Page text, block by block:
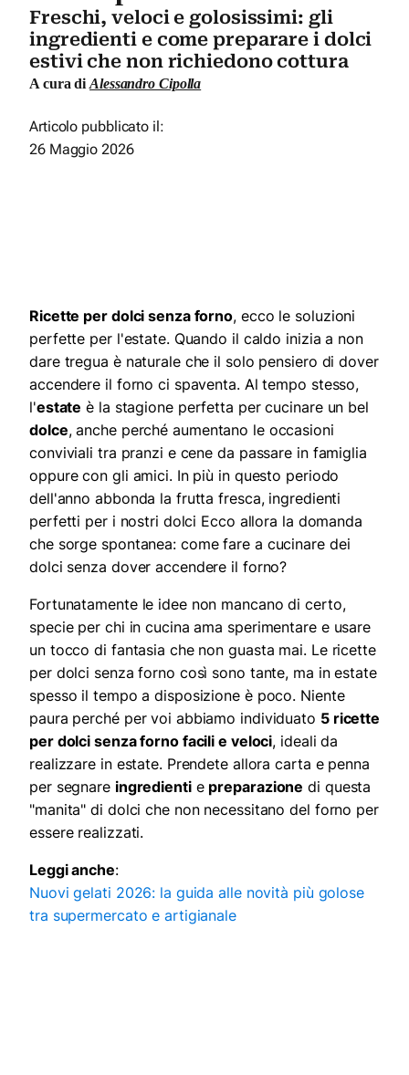
Freschi, veloci e golosissimi: gli
ingredienti e come preparare i dolci
estivi che non richiedono cottura
A cura di Alessandro Cipolla
Articolo pubblicato il:
26 Maggio 2026
Ricette per dolci senza forno, ecco le soluzioni
perfette per l'estate. Quando il caldo inizia a non
dare tregua è naturale che il solo pensiero di dover
accendere il forno ci spaventa. Al tempo stesso,
l'estate è la stagione perfetta per cucinare un bel
dolce, anche perché aumentano le occasioni
conviviali tra pranzi e cene da passare in famiglia
oppure con gli amici. In più in questo periodo
dell'anno abbonda la frutta fresca, ingredienti
perfetti per i nostri dolci Ecco allora la domanda
che sorge spontanea: come fare a cucinare dei
dolci senza dover accendere il forno?
Fortunatamente le idee non mancano di certo,
specie per chi in cucina ama sperimentare e usare
un tocco di fantasia che non guasta mai. Le ricette
per dolci senza forno così sono tante, ma in estate
spesso il tempo a disposizione è poco. Niente
paura perché per voi abbiamo individuato 5 ricette
per dolci senza forno facili e veloci, ideali da
realizzare in estate. Prendete allora carta e penna
per segnare ingredientie preparazione di questa
"manita" di dolci che non necessitano del forno per
essere realizzati.
Leggi anche:
Nuovi gelati 2026: la guida alle novità più golose
tra supermercato e artigianale